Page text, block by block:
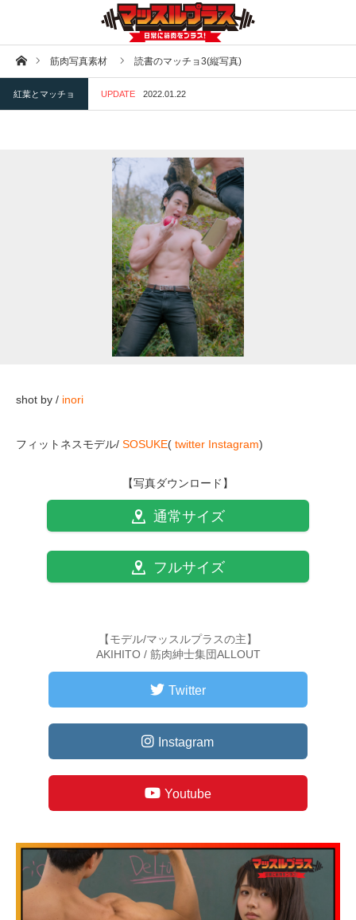
ホーム筋肉写真素材 読書のマッチョ3(縦写真)
紅葉とマッチョ UPDATE 2022.01.22
shot by / inori
フィットネスモデル/ SOSUKE( twitter Instagram)
【写真ダウンロード】
通常サイズ
フルサイズ
【モデル/マッスルプラスの主】
AKIHITO / 筋肉紳士集団ALLOUT
Twitter
Instagram
Youtube